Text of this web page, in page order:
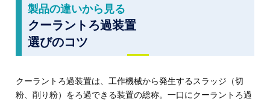
製品の違いから見る
クーラントろ過装置
選びのコツ
クーラントろ過装置は、工作機械から発生するスラッジ（切
粉、削り粉）をろ過できる装置の総称。一口にクーラントろ過